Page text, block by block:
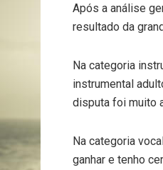
Após a análise
resultado da
Na categoria
instrumental
disputa foi muito
Na categoria
ganhar e tenho